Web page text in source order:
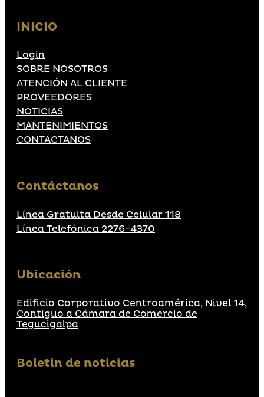
INICIO
Login
SOBRE NOSOTROS
ATENCIÓN AL CLIENTE
PROVEEDORES
NOTICIAS
MANTENIMIENTOS
CONTACTANOS
Contáctanos
Línea Gratuita Desde Celular 118
Línea Telefónica 2276-4370
Ubicación
Edificio Corporativo Centroamérica, Nivel 14,
Contiguo a Cámara de Comercio de
Tegucigalpa
Boletin de noticias